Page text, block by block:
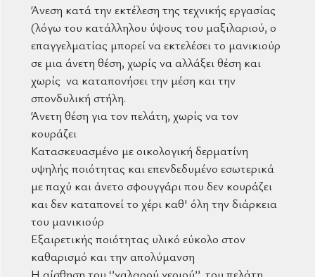
Άνεση κατά την εκτέλεση της τεχνικής εργασίας
(λόγω του κατάλληλου ύψους του μαξιλαριού, o
επαγγελματίας μπορεί να εκτελέσει το μανικιούρ
σε μια άνετη θέση, χωρίς να αλλάξει θέση και
χωρίς να καταπονήσει την μέση και την
σπονδυλική στήλη.
Άνετη θέση για τον πελάτη, χωρίς να τον
κουράζει
Κατασκευασμένο με οικολογική δερματίνη
υψηλής ποιότητας και επενδεδυμένο εσωτερικά
με παχύ και άνετο σφουγγάρι που δεν κουράζει
και δεν καταπονεί το χέρι καθ' όλη την διάρκεια
του μανικιούρ
Εξαιρετικής ποιότητας υλικό εύκολο στον
καθαρισμό και την απολύμανση
Η αίσθηση του ‘’χαλαρού χεριού’’, του πελάτη